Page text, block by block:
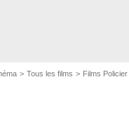
Tous les films Films Policier